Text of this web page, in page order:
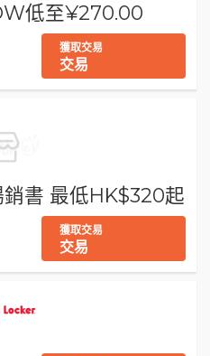
低至¥270.00
獲取交易
交易
書 最低HK$320起
獲取交易
交易